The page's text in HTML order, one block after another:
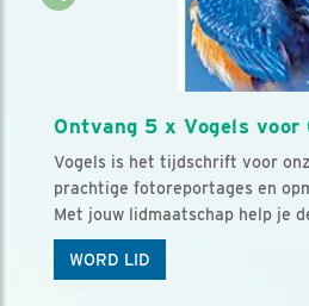
Ontvang 5 x Vogels
Vogels is het tijdschrift voor
prachtige fotoreportages en
Met jouw lidmaatschap help je
WORD LID